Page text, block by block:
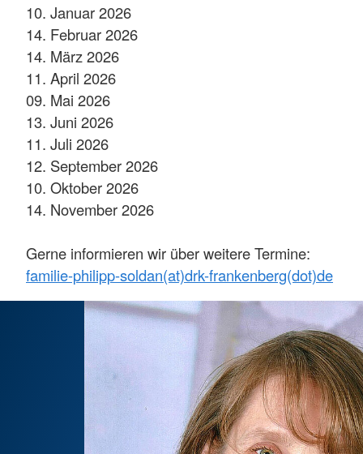
10. Januar 2026
14. Februar 2026
14. März 2026
11. April 2026
09. Mai 2026
13. Juni 2026
11. Juli 2026
12. September 2026
10. Oktober 2026
14. November 2026
Gerne informieren wir über weitere Termine:
familie-philipp-soldan(at)drk-frankenberg(dot)de